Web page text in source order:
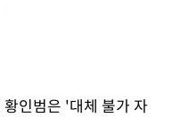
인범은 '대체 불가 자